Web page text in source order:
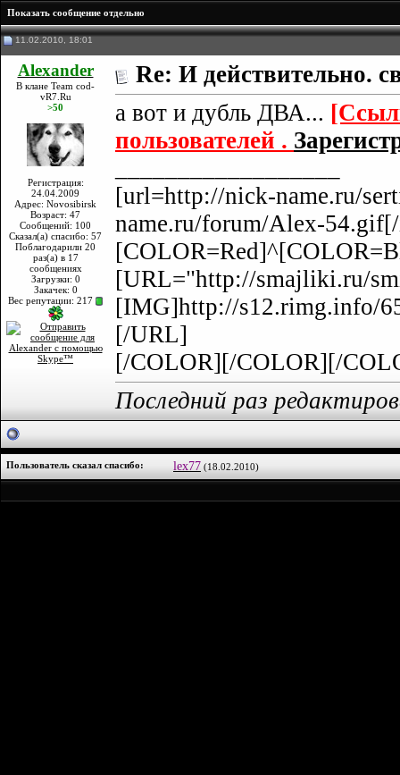
Показать сообщение отдельно
11.02.2010, 18:01
Alexander
В клане Team cod-
vR7.Ru
>50
Регистрация:
24.04.2009
Адрес: Novosibirsk
Возраст: 47
Сообщений: 100
Сказал(а) спасибо: 57
Поблагодарили 20
раз(а) в 17
сообщениях
Загрузки: 0
Закачек: 0
Вес репутации: 217
Re: И действительно.
а вот и дубль ДВА...
пользователей .
[url=http://nick-name.ru/
name.ru/forum/Alex-
[URL="http://smajliki.ru/
[IMG]http://s12.rimg.info/
[/URL]
[/COLOR][/COLOR][/
Последний раз
Пользователь сказал cпасибо: lex77 (18.02.2010)